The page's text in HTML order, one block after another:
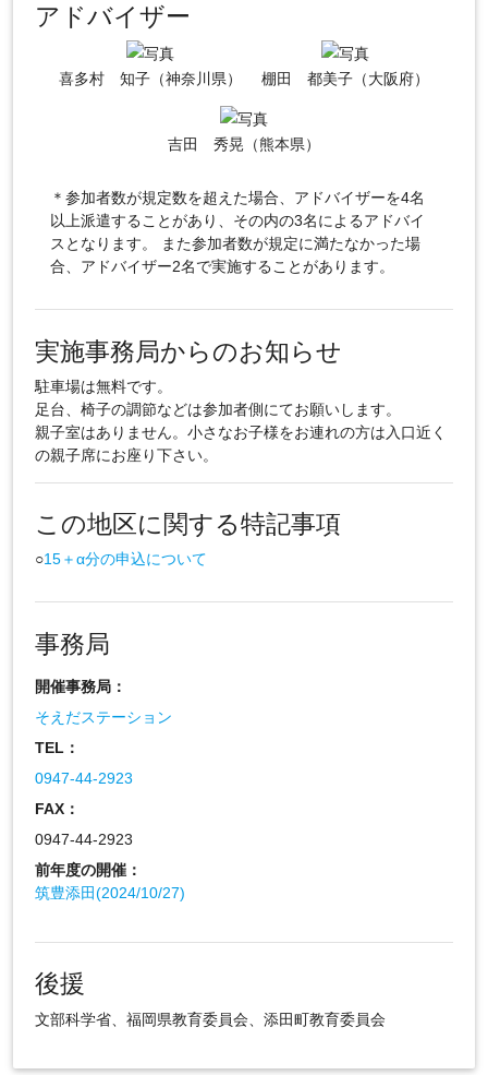
アドバイザー
喜多村 知子（神奈川県） 棚田 都美子（大阪府）
吉田 秀晃（熊本県）
＊参加者数が規定数を超えた場合、アドバイザーを4名
以上派遣することがあり、その内の3名によるアドバイ
スとなります。 また参加者数が規定に満たなかった場
合、アドバイザー2名で実施することがあります。
実施事務局からのお知らせ
駐車場は無料です。
足台、椅子の調節などは参加者側にてお願いします。
親子室はありません。小さなお子様をお連れの方は入口近く
の親子席にお座り下さい。
この地区に関する特記事項
○15＋α分の申込について
事務局
開催事務局：
そえだステーション
TEL：
0947-44-2923
FAX：
0947-44-2923
前年度の開催：
筑豊添田(2024/10/27)
後援
文部科学省、福岡県教育委員会、添田町教育委員会